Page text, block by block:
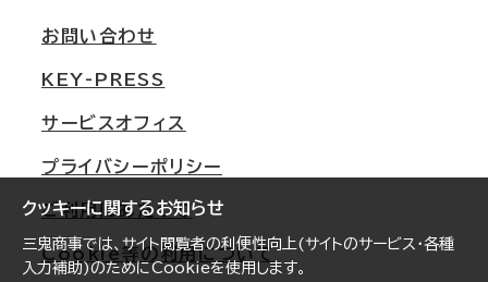
クッキーに関するお知らせ
三鬼商事では、サイト閲覧者の利便性向上(サイトのサービス・各種
入力補助)のためにCookieを使用します。
オフィス移転Q&A
大阪
名古屋
札幌
仙台
横浜
お問い合わせ
KEY-PRESS
サービスオフィス
プライバシーポリシー
ご利用にあたって
Cookie等の利用について